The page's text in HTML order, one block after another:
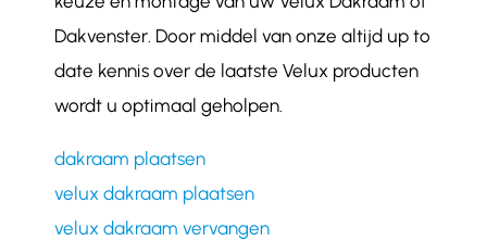
Dakvenster. Door middel van onze altijd up to
date kennis over de laatste Velux producten
wordt u optimaal geholpen.
dakraam plaatsen
velux dakraam plaatsen
velux dakraam vervangen